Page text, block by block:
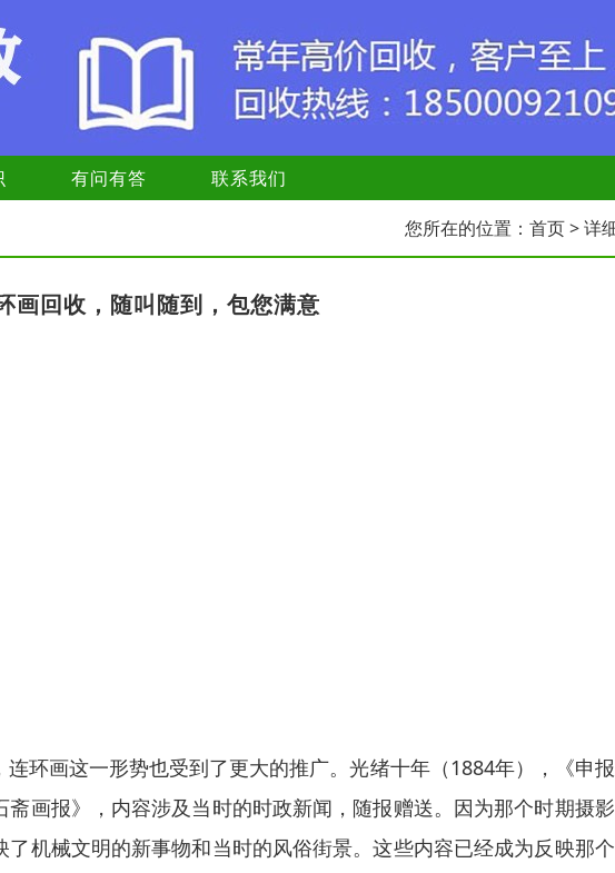
有问有答 联系我们
您所在的位置： 首页> 详
画回收，随叫随到，包您满意
环画这一形势也受到了更大的推广。光绪十年（1884年），《申
画报》，内容涉及当时的时政新闻，随报赠送。因为那个时期摄
机械文明的新事物和当时的风俗街景。这些内容已经成为反映那